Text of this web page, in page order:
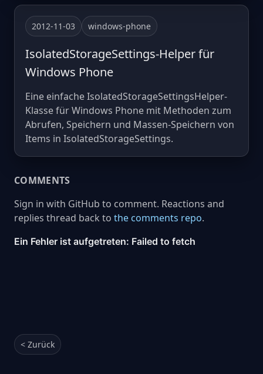
2012-11-03 windows-phone
IsolatedStorageSettings-Helper für
Windows Phone
Eine einfache IsolatedStorageSettingsHelper-
Klasse für Windows Phone mit Methoden zum
Abrufen, Speichern und Massen-Speichern von
Items in IsolatedStorageSettings.
COMMENTS
Sign in with GitHub to comment. Reactions and
replies thread back to the comments repo.
< Zurück